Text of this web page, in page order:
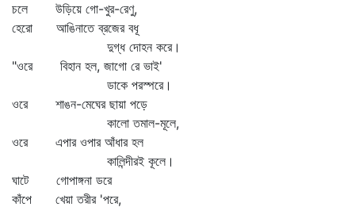
চলে উড়িয়ে গো-খুর-রেণু,
হেরো আঙিনাতে ব্রজের বধূ
দুগ্ধ দোহন করে।
"ওরে বিহান হল, জাগো রে ভাই'
ডাকে পরস্পরে।
ওরে শাঙন-মেঘের ছায়া পড়ে
কালো তমাল-মূলে,
ওরে এপার ওপার আঁধার হল
কালিন্দীরই কূলে।
ঘাটে গোপাঙ্গনা ডরে
কাঁপে খেয়া তরীর 'পরে,